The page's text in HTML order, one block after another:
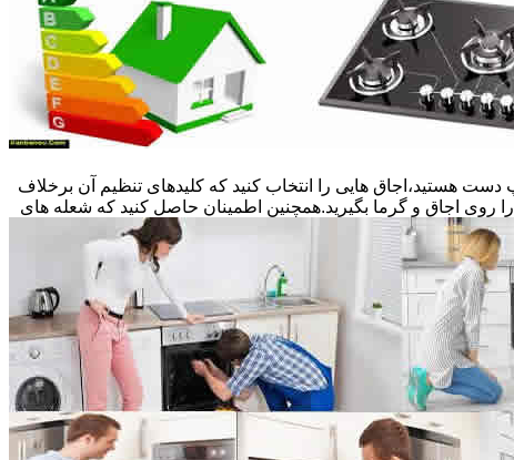
هستید،اجاق هایی را انتخاب کنید که کلیدهای تنظیم آن برخلاف
روی اجاق و گرما بگیرید.همچنین اطمینان حاصل کنید که شعله های